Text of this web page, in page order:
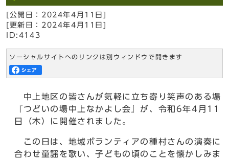
[公開日： 2024年4月11日
[更新日： 2024年4月11日
ID:4143
ソーシャルサイトへのリンクは別ウィンドウで開きます
中上地区の皆さんが気軽に立ち寄り笑声のある場
『つどいの場中上なかよし会』が、令和6年4月11
日（木）に開催されました。
この日は、地域ボランティアの種村さんの演奏に
合わせ童謡を歌い、子どもの頃のことを懐かしみま